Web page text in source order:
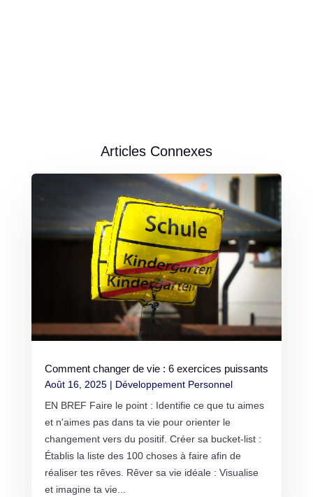
Articles Connexes
Comment changer de vie : 6 exercices puissants
Août 16, 2025| Développement Personnel
EN BREF Faire le point : Identifie ce que tu aimes
et n'aimes pas dans ta vie pour orienter le
changement vers du positif. Créer sa bucket-list :
Établis la liste des 100 choses à faire afin de
réaliser tes rêves. Rêver sa vie idéale : Visualise
et imagine ta vie...